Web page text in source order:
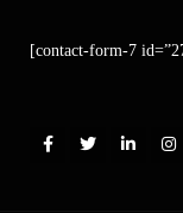
[contact-form-7